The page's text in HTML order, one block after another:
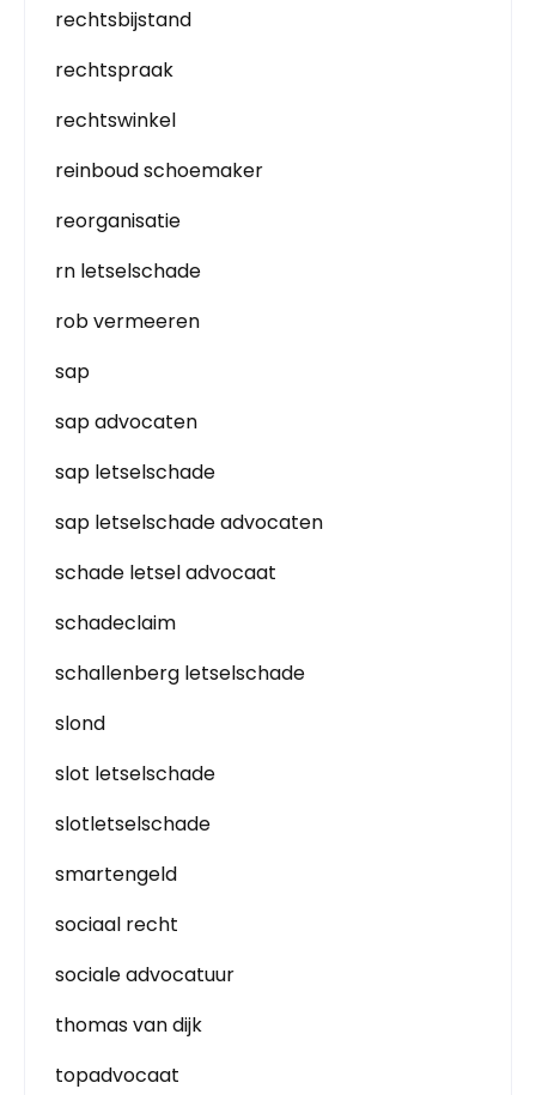
rechtsbijstand
rechtspraak
rechtswinkel
reinboud schoemaker
reorganisatie
rn letselschade
rob vermeeren
sap
sap advocaten
sap letselschade
sap letselschade advocaten
schade letsel advocaat
schadeclaim
schallenberg letselschade
slond
slot letselschade
slotletselschade
smartengeld
sociaal recht
sociale advocatuur
thomas van dijk
topadvocaat